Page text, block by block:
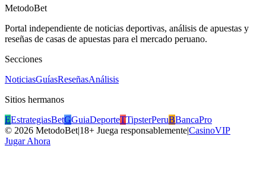
MetodoBet
Portal independiente de noticias deportivas, análisis de apuestas y
reseñas de casas de apuestas para el mercado peruano.
Secciones
NoticiasGuíasReseñasAnálisis
Sitios hermanos
EEstrategiasBetGGuiaDeporteTTipsterPeruBBancaPro
© 2026 MetodoBet|18+ Juega responsablemente|CasinoVIP
Jugar Ahora